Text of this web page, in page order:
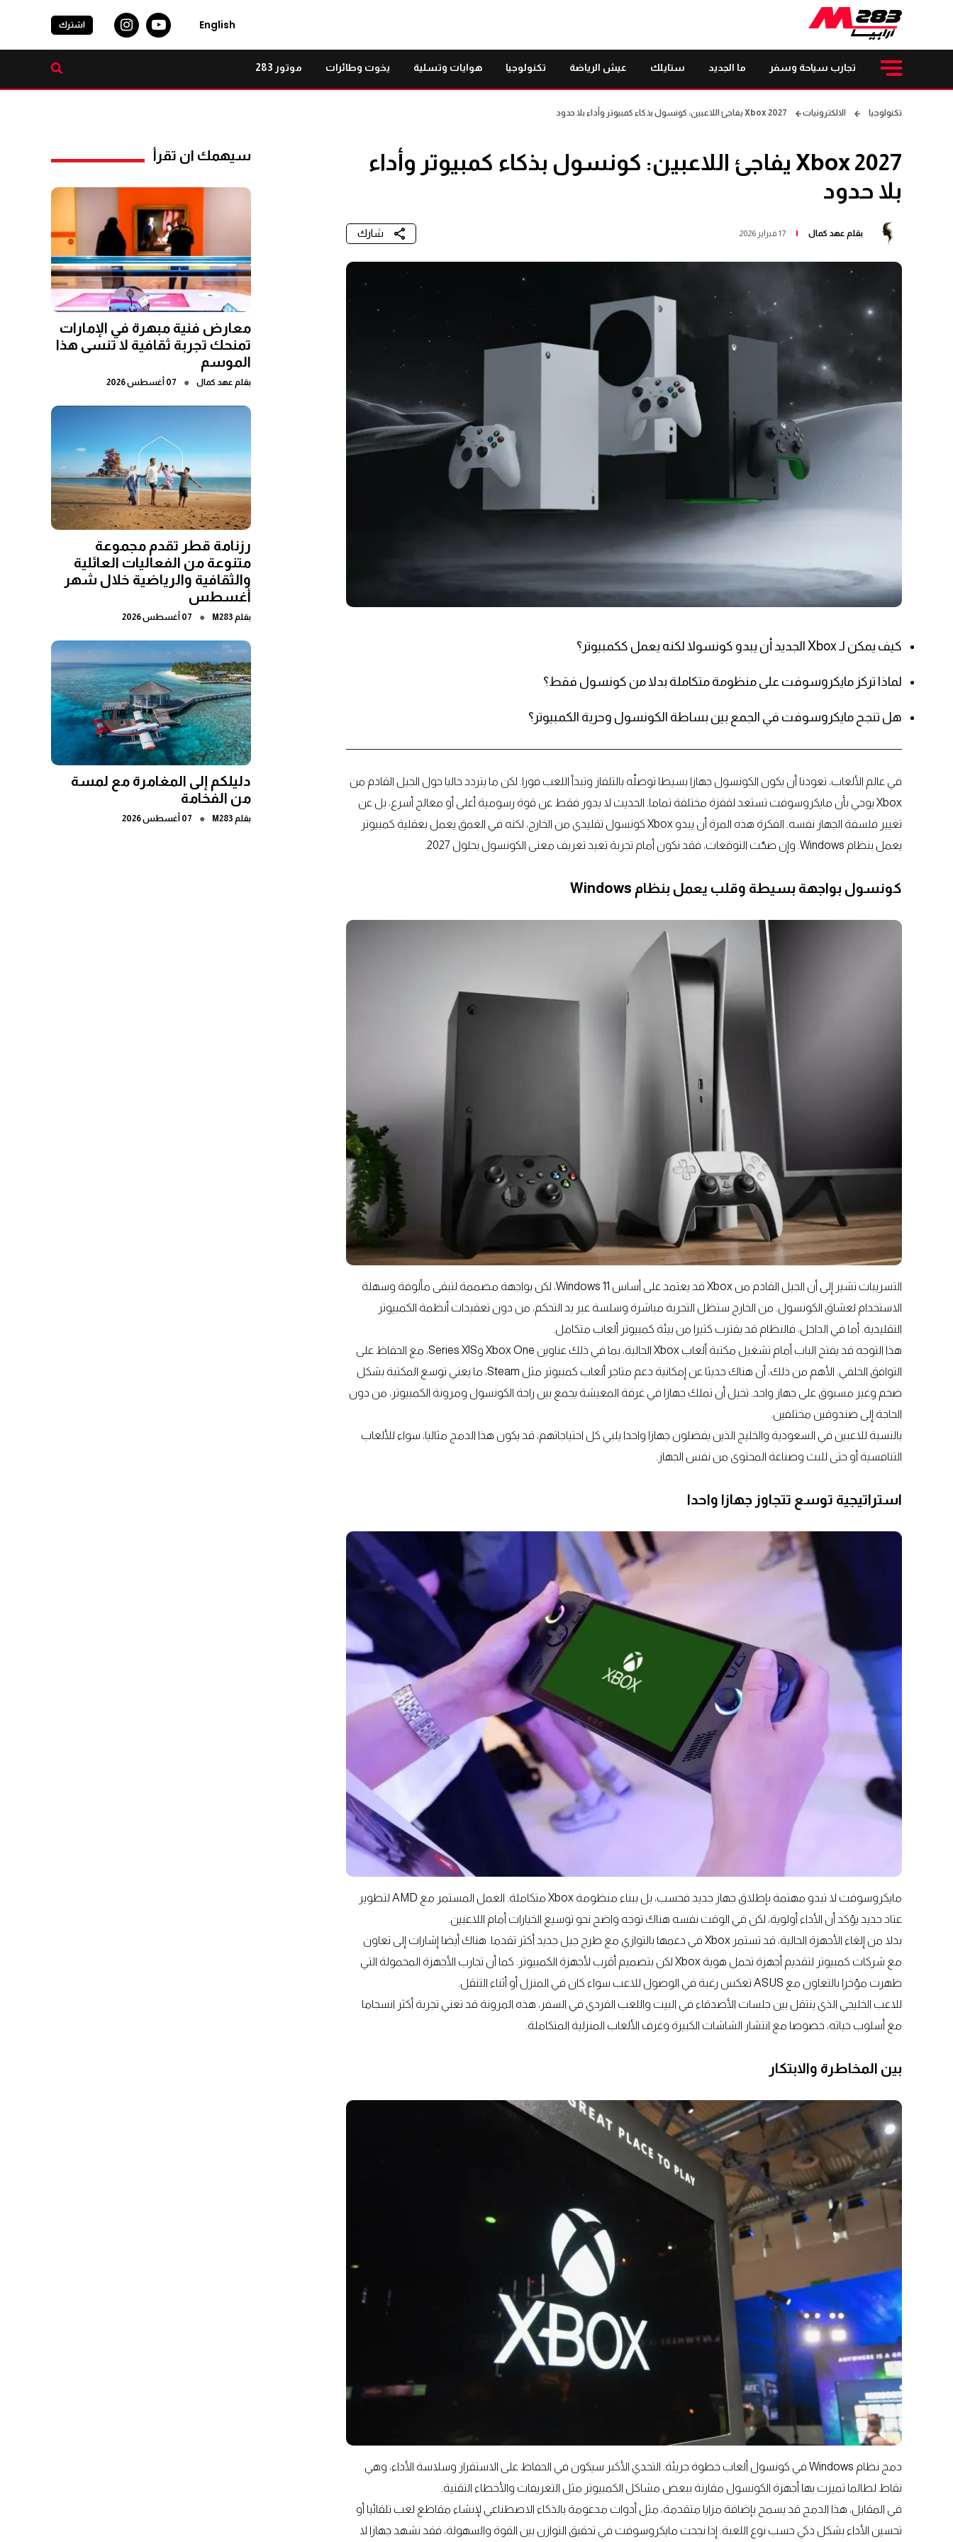
English اشترك
تجارب سياحة وسفر ما الجديد ستايلك عيش الرياضة تكنولوجيا هوايات وتسلية يخوت وطائرات موتور 283
تكنولوجيا الالكترونيات Xbox 2027 يفاجئ اللاعبين: كونسول بذكاء كمبيوتر وأداء بلا حدود
Xbox 2027 يفاجئ اللاعبين: كونسول بذكاء كمبيوتر وأداء
بلا حدود
بقلم عهد كمال 17 فبراير 2026 شارك
كيف يمكن لـ Xbox الجديد أن يبدو كونسولا لكنه يعمل ككمبيوتر؟
لماذا تركز مايكروسوفت على منظومة متكاملة بدلا من كونسول فقط؟
هل تنجح مايكروسوفت في الجمع بين بساطة الكونسول وحرية الكمبيوتر؟
في عالم الألعاب، تعودنا أن يكون الكونسول جهازا بسيطا توصلّه بالتلفاز وتبدأ اللعب فورا. لكن ما يتردد حاليا حول الجيل القادم من
Xbox يوحي بأن مايكروسوفت تستعد لقفزة مختلفة تماما. الحديث لا يدور فقط عن قوة رسومية أعلى أو معالج أسرع، بل عن
تغيير فلسفة الجهاز نفسه. الفكرة هذه المرة أن يبدو Xbox كونسول تقليدي من الخارج، لكنه في العمق يعمل بعقلية كمبيوتر
يعمل بنظام Windows. وإن صحّت التوقعات، فقد نكون أمام تجربة تعيد تعريف معنى الكونسول بحلول 2027.
كونسول بواجهة بسيطة وقلب يعمل بنظام Windows
التسريبات تشير إلى أن الجيل القادم من Xbox قد يعتمد على أساس Windows 11، لكن بواجهة مصممة لتبقى مألوفة وسهلة
الاستخدام لعشاق الكونسول. من الخارج ستظل التجربة مباشرة وسلسة عبر يد التحكم، من دون تعقيدات أنظمة الكمبيوتر
التقليدية. أما في الداخل، فالنظام قد يقترب كثيرا من بيئة كمبيوتر ألعاب متكامل.
هذا التوجه قد يفتح الباب أمام تشغيل مكتبة ألعاب Xbox الحالية، بما في ذلك عناوين Xbox One وSeries X|S، مع الحفاظ على
التوافق الخلفي. الأهم من ذلك، أن هناك حديثا عن إمكانية دعم متاجر ألعاب كمبيوتر مثل Steam، ما يعني توسع المكتبة بشكل
ضخم وغير مسبوق على جهاز واحد. تخيل أن تملك جهازا في غرفة المعيشة يجمع بين راحة الكونسول ومرونة الكمبيوتر، من دون
الحاجة إلى صندوقين مختلفين.
بالنسبة للاعبين في السعودية والخليج الذين يفضلون جهازا واحدا يلبي كل احتياجاتهم، قد يكون هذا الدمج مثاليا، سواء للألعاب
التنافسية أو حتى للبث وصناعة المحتوى من نفس الجهاز.
استراتيجية توسع تتجاوز جهازا واحدا
مايكروسوفت لا تبدو مهتمة بإطلاق جهاز جديد فحسب، بل ببناء منظومة Xbox متكاملة. العمل المستمر مع AMD لتطوير
عتاد جديد يؤكد أن الأداء أولوية، لكن في الوقت نفسه هناك توجه واضح نحو توسيع الخيارات أمام اللاعبين.
بدلا من إلغاء الأجهزة الحالية، قد تستمر Xbox في دعمها بالتوازي مع طرح جيل جديد أكثر تقدما. هناك أيضا إشارات إلى تعاون
مع شركات كمبيوتر لتقديم أجهزة تحمل هوية Xbox لكن بتصميم أقرب لأجهزة الكمبيوتر. كما أن تجارب الأجهزة المحمولة التي
ظهرت مؤخرا بالتعاون مع ASUS تعكس رغبة في الوصول للاعب سواء كان في المنزل أو أثناء التنقل.
للاعب الخليجي الذي ينتقل بين جلسات الأصدقاء في البيت واللعب الفردي في السفر، هذه المرونة قد تعني تجربة أكثر انسجاما
مع أسلوب حياته، خصوصا مع انتشار الشاشات الكبيرة وغرف الألعاب المنزلية المتكاملة.
بين المخاطرة والابتكار
دمج نظام Windows في كونسول ألعاب خطوة جريئة. التحدي الأكبر سيكون في الحفاظ على الاستقرار وسلاسة الأداء، وهي
نقاط لطالما تميزت بها أجهزة الكونسول مقارنة ببعض مشاكل الكمبيوتر مثل التعريفات والأخطاء التقنية.
في المقابل، هذا الدمج قد يسمح بإضافة مزايا متقدمة، مثل أدوات مدعومة بالذكاء الاصطناعي لإنشاء مقاطع لعب تلقائيا أو
تحسين الأداء بشكل ذكي حسب نوع اللعبة. إذا نجحت مايكروسوفت في تحقيق التوازن بين القوة والسهولة، فقد نشهد جهازا لا
سيهمك ان تقرأ
معارض فنية مبهرة في الإمارات
تمنحك تجربة ثقافية لا تنسى هذا
الموسم
بقلم عهد كمال ● 07 أغسطس 2026
رزنامة قطر تقدم مجموعة
متنوعة من الفعاليات العائلية
والثقافية والرياضية خلال شهر
أغسطس
بقلم M283
● 07 أغسطس 2026
دليلكم إلى المغامرة مع لمسة
من الفخامة
بقلم M283
● 07 أغسطس 2026